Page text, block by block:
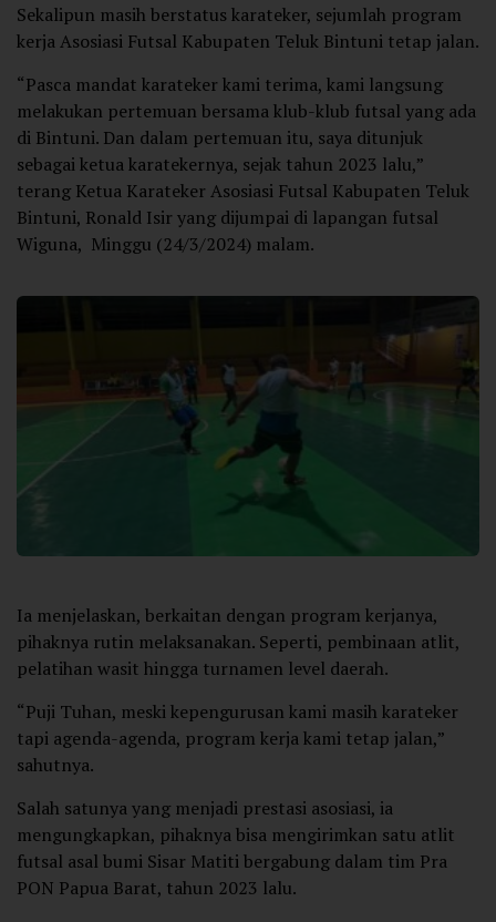
Sekalipun masih berstatus karateker, sejumlah program
kerja Asosiasi Futsal Kabupaten Teluk Bintuni tetap jalan.
“Pasca mandat karateker kami terima, kami langsung
melakukan pertemuan bersama klub-klub futsal yang ada
di Bintuni. Dan dalam pertemuan itu, saya ditunjuk
sebagai ketua karatekernya, sejak tahun 2023 lalu,”
terang Ketua Karateker Asosiasi Futsal Kabupaten Teluk
Bintuni, Ronald Isir yang dijumpai di lapangan futsal
Wiguna, Minggu (24/3/2024) malam.
Ia menjelaskan, berkaitan dengan program kerjanya,
pihaknya rutin melaksanakan. Seperti, pembinaan atlit,
pelatihan wasit hingga turnamen level daerah.
“Puji Tuhan, meski kepengurusan kami masih karateker
tapi agenda-agenda, program kerja kami tetap jalan,”
sahutnya.
Salah satunya yang menjadi prestasi asosiasi, ia
mengungkapkan, pihaknya bisa mengirimkan satu atlit
futsal asal bumi Sisar Matiti bergabung dalam tim Pra
PON Papua Barat, tahun 2023 lalu.